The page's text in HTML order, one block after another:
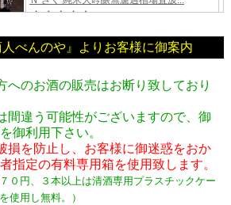
人べんのや』よりお客様に御案内
へのお酒の販売はお断り致しており
間違う可能性がございますので、御
御利用下さい。
損を防止し、お客様に御迷惑をおか
指定の有料専用箱を使用致します。
０円、３本以上は清酒専用プラスチックケー
使用し無料。
）